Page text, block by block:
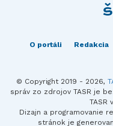
O portáli Redakcia
© Copyright 2019 - 2026,
správ zo zdrojov TASR je
TASR
Dizajn a programovanie
stránok je